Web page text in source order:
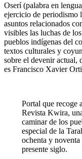
Oserí (palabra en
ejercicio de periodismo
asuntos relacionados
visibles las luchas de
pueblos indígenas del
textos culturales y
sobre el devenir actual,
es Francisco Xavier
Portal que recoge
Revista Kwira,
caminar de los
especial de la
ochenta y
presente siglo.